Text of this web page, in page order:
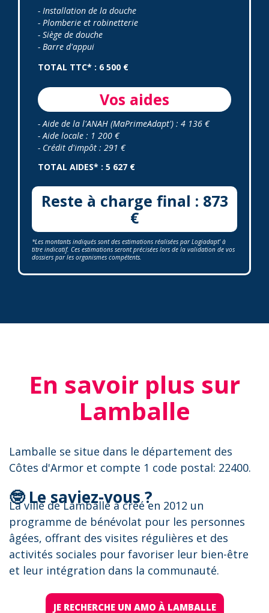
- Installation de la douche
- Plomberie et robinetterie
- Siège de douche
- Barre d'appui
TOTAL TTC* : 6 500 €
Vos aides
- Aide de la l'ANAH (MaPrimeAdapt') : 4 136 €
- Aide locale : 1 200 €
- Crédit d'impôt : 291 €
TOTAL AIDES* : 5 627 €
Reste à charge final : 873
€
*Les montants indiqués sont des estimations réalisées par Logiadapt' à
titre indicatif. Ces estimations seront précisées lors de la validation de vos
dossiers par les organismes compétents.
En savoir plus sur
Lamballe
Lamballe se situe dans le département des
Côtes d'Armor et compte 1 code postal: 22400.
🤓 Le saviez-vous ?
La ville de Lamballe a créé en 2012 un
programme de bénévolat pour les personnes
âgées, offrant des visites régulières et des
activités sociales pour favoriser leur bien-être
et leur intégration dans la communauté.
JE RECHERCHE UN AMO À LAMBALLE